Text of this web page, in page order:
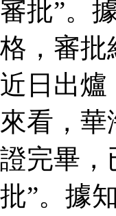
審批”。
格，審批
近日出爐
來看，華
證完畢，
批”。據